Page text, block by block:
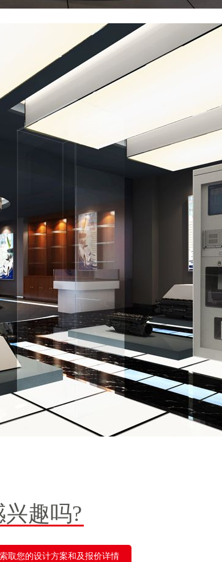
兴趣吗?
取您的设计方案和及报价详情